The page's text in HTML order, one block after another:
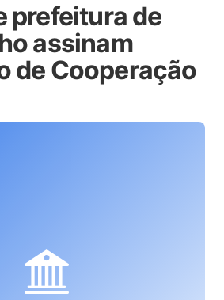
prefeitura de
assinam
de Cooperação